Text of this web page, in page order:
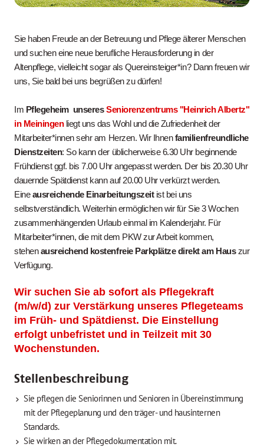
Sie haben Freude an der Betreuung und Pflege älterer Menschen
und suchen eine neue berufliche Herausforderung in der
Altenpflege, vielleicht sogar als Quereinsteiger*in? Dann freuen wir
uns, Sie bald bei uns begrüßen zu dürfen!
Im Pflegeheim unseresSeniorenzentrums "Heinrich Albertz"
in Meiningenliegt uns das Wohl und die Zufriedenheit der
Mitarbeiter*innen sehr am Herzen. Wir Ihnenfamilienfreundliche
Dienstzeiten: So kann der üblicherweise 6.30 Uhr beginnende
Frühdienst ggf. bis 7.00 Uhr angepasst werden. Der bis 20.30 Uhr
dauernde Spätdienst kann auf 20.00 Uhr verkürzt werden.
Eineausreichende Einarbeitungszeit ist beiuns
selbstverständlich. Weiterhin ermöglichen wir für Sie 3 Wochen
zusammenhängenden Urlaub einmal im Kalenderjahr. Für
Mitarbeiter*innen, die mit dem PKW zur Arbeit kommen,
stehenausreichend kostenfreie Parkplätze direkt am Hauszur
Verfügung.
Wir suchen Sie ab sofort als Pflegekraft
(m/w/d) zur Verstärkung unseres Pflegeteams
im Früh- und Spätdienst. Die Einstellung
erfolgt unbefristet und in Teilzeit mit 30
Wochenstunden.
Stellenbeschreibung
Sie pflegen die Seniorinnen und Senioren in Übereinstimmung
mit der Pflegeplanung und den träger- und hausinternen
Standards.
Sie wirken an der Pflegedokumentation mit.